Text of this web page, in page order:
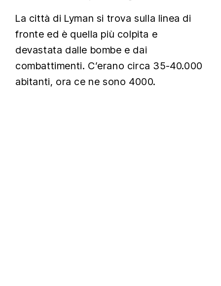
La città di Lyman si trova sulla linea di
fronte ed è quella più colpita e
devastata dalle bombe e dai
combattimenti. C’erano circa 35-40.000
abitanti, ora ce ne sono 4000.